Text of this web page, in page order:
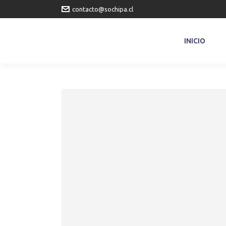
contacto@sochipa.cl
INICIO